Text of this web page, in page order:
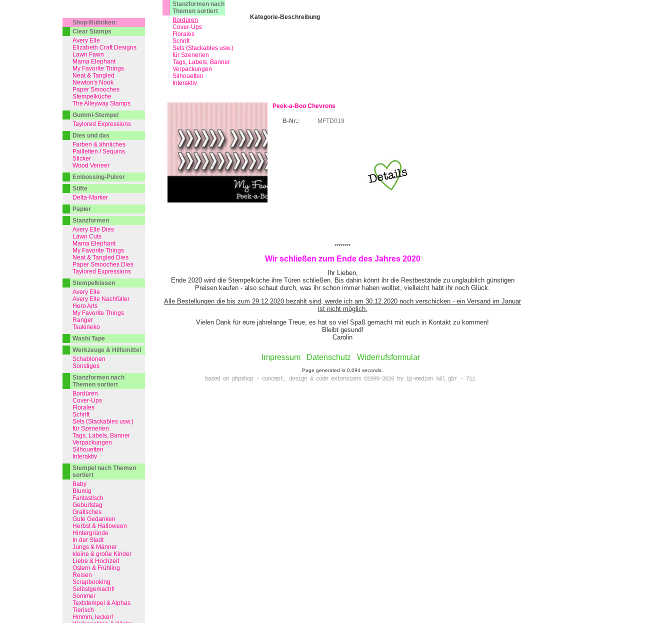
Stanzformen nach
Themen sortiert
Bordüren
Cover-Ups
Florales
Schrift
Sets (Stackables usw.)
für Szenerien
Tags, Labels, Banner
Verpackungen
Silhouetten
Interaktiv
Kategorie-Beschreibung
Peek-a-Boo Chevrons
B-Nr.: MFTD019
********
Wir schließen zum Ende des Jahres 2020
Ihr Lieben,
Ende 2020 wird die Stempelküche ihre Türen schließen. Bis dahin könnt ihr die Restbestände zu unglaublich günstigen
Preisen kaufen - also schaut durch, was ihr schon immer haben wolltet, vielleicht habt ihr noch Glück.
Alle Bestellungen die bis zum 29.12.2020 bezahlt sind, werde ich am 30.12.2020 noch verschicken - ein Versand im Januar
ist nicht möglich.
Vielen Dank für eure jahrelange Treue, es hat so viel Spaß gemacht mit euch in Kontakt zu kommen!
Bleibt gesund!
Carolin
Impressum Datenschutz Widerrufsformular
Page generated in 0,094 seconds.
based on phpshop - concept, design & code extensions ©1999-2026 by ip-medien k&l gbr - 711
Shop-Rubriken:
Clear Stamps
Avery Elle
Elizabeth Craft Designs
Lawn Fawn
Mama Elephant
My Favorite Things
Neat & Tangled
Newton's Nook
Paper Smooches
Stempelküche
The Alleyway Stamps
Gummi-Stempel
Taylored Expressions
Dies und das
Farben & ähnliches
Pailletten / Sequins
Sticker
Wood Veneer
Embossing-Pulver
Stifte
Delta-Marker
Papier
Stanzformen
Avery Elle Dies
Lawn Cuts
Mama Elephant
My Favorite Things
Neat & Tangled Dies
Paper Smooches Dies
Taylored Expressions
Stempelkissen
Avery Elle
Avery Elle Nachfüller
Hero Arts
My Favorite Things
Ranger
Tsukineko
Washi Tape
Werkzeuge & Hilfsmittel
Schablonen
Sonstiges
Stanzformen nach
Themen sortiert
Bordüren
Cover-Ups
Florales
Schrift
Sets (Stackables usw.)
für Szenerien
Tags, Labels, Banner
Verpackungen
Silhouetten
Interaktiv
Stempel nach Themen
sortiert
Baby
Blumig
Fantastisch
Geburtstag
Grafisches
Gute Gedanken
Herbst & Halloween
Hintergründe
In der Stadt
Jungs & Männer
kleine & große Kinder
Liebe & Hochzeit
Ostern & Frühling
Reisen
Scrapbooking
Selbstgemacht!
Sommer
Textstempel & Alphas
Tierisch
Hmmm, lecker!